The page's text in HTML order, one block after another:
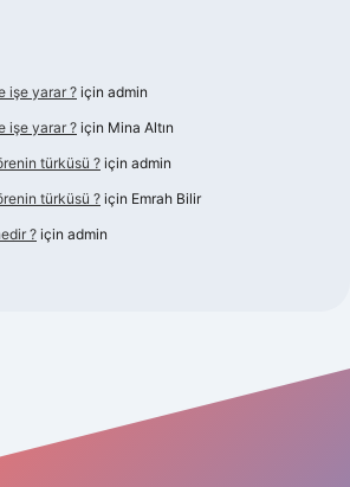
işe yarar ? için admin
işe yarar ? için Mina Altın
türküsü ? için admin
türküsü ? için Emrah Bilir
? için admin